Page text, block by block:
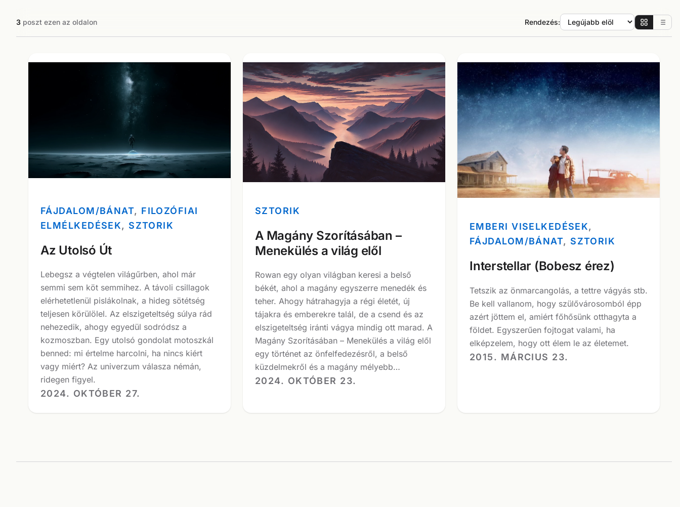
3 poszt ezen az oldalon Rendezés:
FÁJDALOM/BÁNAT, FILOZÓFIAI
ELMÉLKEDÉSEK, SZTORIK
Az Utolsó Út
Lebegsz a végtelen világűrben, ahol már
semmi sem köt semmihez. A távoli csillagok
elérhetetlenül pislákolnak, a hideg sötétség
teljesen körülölel. Az elszigeteltség súlya rád
nehezedik, ahogy egyedül sodródsz a
kozmoszban. Egy utolsó gondolat motoszkál
benned: mi értelme harcolni, ha nincs kiért
vagy miért? Az univerzum válasza némán,
ridegen figyel.
2024. OKTÓBER 27.
SZTORIK
A Magány Szorításában –
Menekülés a világ elől
Rowan egy olyan világban keresi a belső
békét, ahol a magány egyszerre menedék és
teher. Ahogy hátrahagyja a régi életét, új
tájakra és emberekre talál, de a csend és az
elszigeteltség iránti vágya mindig ott marad. A
Magány Szorításában – Menekülés a világ elől
egy történet az önfelfedezésről, a belső
küzdelmekről és a magány mélyebb…
2024. OKTÓBER 23.
EMBERI VISELKEDÉSEK
FÁJDALOM/BÁNAT, SZTORIK
Interstellar (Bobesz érez)
Tetszik az önmarcangolás, a tettre vágyás stb.
Be kell vallanom, hogy szülővárosomból épp
azért jöttem el, amiért főhősünk otthagyta a
földet. Egyszerűen fojtogat valami, ha
elképzelem, hogy ott élem le az életemet.
2015. MÁRCIUS 23.